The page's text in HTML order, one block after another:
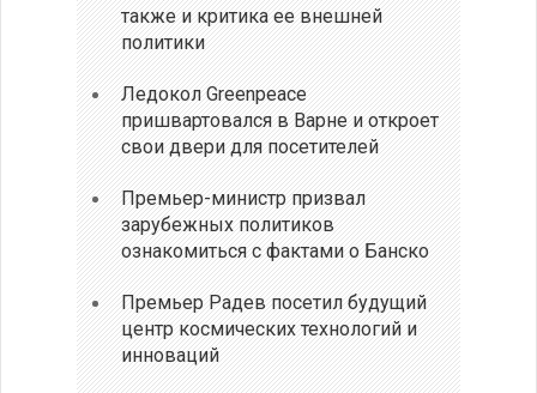
также и критика ее внешней
политики
Ледокол Greenpeace
пришвартовался в Варне и откроет
свои двери для посетителей
Премьер-министр призвал
зарубежных политиков
ознакомиться с фактами о Банско
Премьер Радев посетил будущий
центр космических технологий и
инноваций